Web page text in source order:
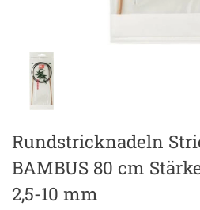
Rundstricknadeln
BAMBUS 80 cm
2,5-10 mm